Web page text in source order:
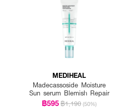
MEDIHEAL
Madecassoside Moisture
Sun serum Blemish Repair
฿595฿1,190 (50%)